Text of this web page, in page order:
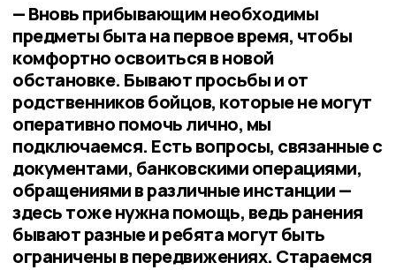
— Вновь прибывающим необходимы
предметы быта на первое время, чтобы
комфортно освоиться в новой
обстановке. Бывают просьбы и от
родственников бойцов, которые не могут
оперативно помочь лично, мы
подключаемся. Есть вопросы, связанные с
документами, банковскими операциями,
обращениями в различные инстанции —
здесь тоже нужна помощь, ведь ранения
бывают разные и ребята могут быть
ограничены в передвижениях. Стараемся